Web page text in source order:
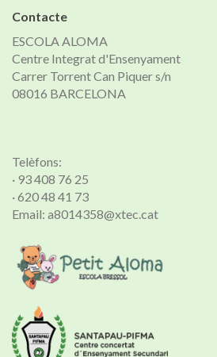
Contacte
ESCOLA ALOMA
Centre Integrat d'Ensenyament
Carrer Torrent Can Piquer s/n
08016 BARCELONA
Telèfons:
· 93 408 76 25
· 620 48 41 73
Email: a8014358@xtec.cat